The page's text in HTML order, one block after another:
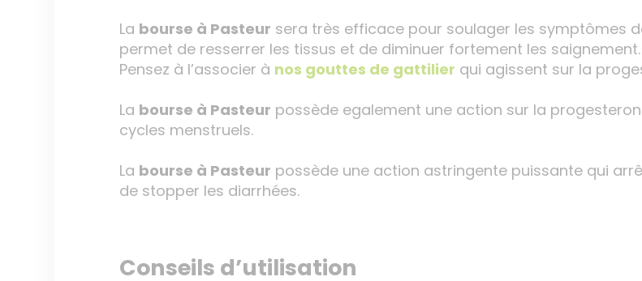
La bourse à Pasteur sera très efficace pour soulager les symptômes
permet de resserrer les tissus et de diminuer fortement les saignement.
Pensez à l’associer à nos gouttes de gattilier qui agissent sur la
La bourse à Pasteur possède egalement une action sur la
cycles menstruels.
La bourse à Pasteur possède une action astringente puissante qui
de stopper les diarrhées.
Conseils d’utilisation